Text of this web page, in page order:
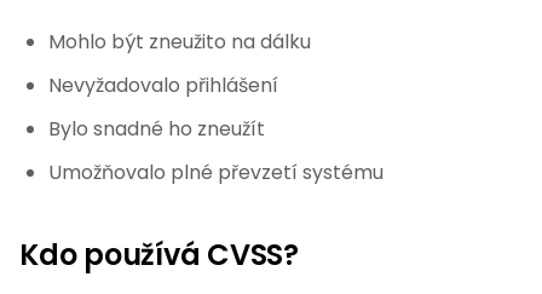
Mohlo být zneužito na dálku
Nevyžadovalo přihlášení
Bylo snadné ho zneužít
Umožňovalo plné převzetí systému
Kdo používá CVSS?